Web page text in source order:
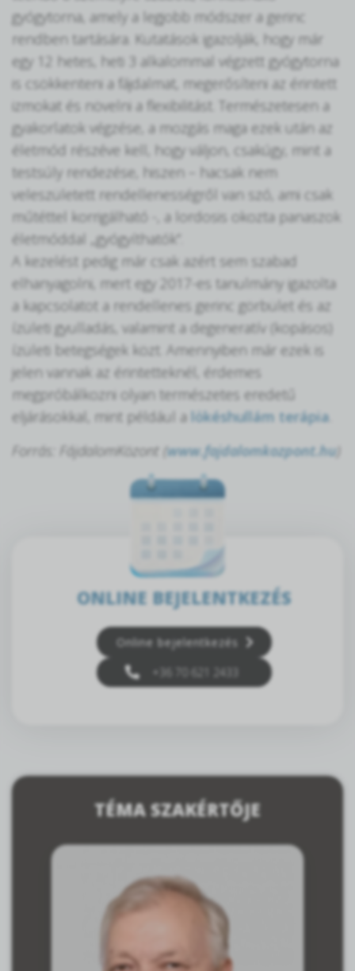
gyógytorna, amely a legjobb módszer a gerinc
rendben tartására. Kutatások igazolják, hogy már
egy 12 hetes, heti 3 alkalommal végzett gyógytorna
is csökkenteni a fájdalmat, megerősíteni az érintett
izmokat és növelni a flexibilitást. Természetesen a
gyakorlatok végzése, a mozgás maga ezek után az
életmód részéve kell, hogy váljon, csakúgy, mint a
testsúly rendezése, hiszen – hacsak nem
veleszületett rendellenességről van szó, ami csak
műtéttel korrigálható -, a lordosis okozta panaszok
életmóddal „gyógyíthatók”.
A kezelést pedig már csak azért sem szabad
elhanyagolni, mert egy 2017-es tanulmány igazolta
a kapcsolatot a rendellenes gerinc görbület és az
ízületi gyulladás, valamint a degeneratív (kopásos)
ízületi betegségek közt. Amennyiben már ezek is
jelen vannak az érintetteknél, érdemes
megpróbálkozni olyan természetes eredetű
eljárásokkal, mint például a lökéshullám terápia
Forrás: FájdalomKözont (www.fajdalomkozpont.hu
ONLINE BEJELENTKEZÉS
Online bejelentkezés
+36 70 621 2433
TÉMA SZAKÉRTŐJE